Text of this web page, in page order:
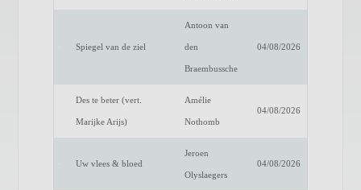
Spiegel van de ziel
Antoon van
den
Braembussche
04/08/2026
Des te beter (vert.
Marijke Arijs)
Amélie
Nothomb
04/08/2026
Uw vlees & bloed
Jeroen
Olyslaegers
04/08/2026
rust: / over een tweede heelal / waar alles eindeloos begint /
// Je bereidt je voor.’
als zijnde geforceerd overkomt en met verzen die hun
binnen- en eindrijmen, bevestigt Johan Clarysse al